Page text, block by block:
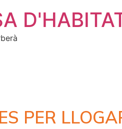
PER